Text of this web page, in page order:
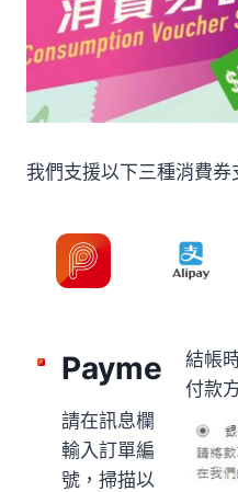
我們支援以下三種消費券
Payme
請在訊息欄
輸入訂單編
號，掃描以
結帳
付款